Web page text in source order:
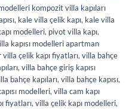
kompozit villa kapıları
, kale villa çelik kapı, kale villa
modelleri, pivot villa kapı,
kapısı modelleri apartman
villa çelik kapı fiyatları, villa bahçe
, villa bahçe giriş kapısı
bahçe kapıları, villa bahçe kapısı,
modelleri, villa cam kapı
fiyatları, villa çelik kapı modelleri,